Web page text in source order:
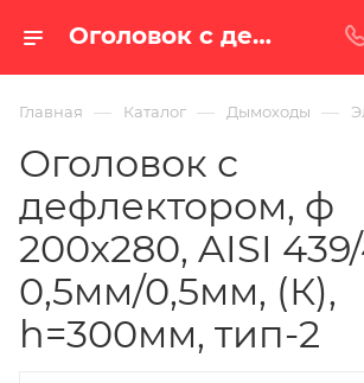
Оголовок с дефлектором, ф 200х280, AISI 439/439, 0,5мм/0,5мм, (К), h=300мм, тип-2 — купить в Екатеринбурге по цене 4 028 руб. в интернет-магазине «100 печей.ру»
Главная — Каталог — Дымоходы —
Оголовок с
дефлектором, ф
200х280, AISI
0,5мм/0,5мм, (К),
h=300мм, тип-2